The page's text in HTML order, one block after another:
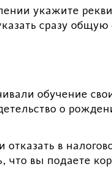
укажите
сразу
обучение
о
в
что вы подаете